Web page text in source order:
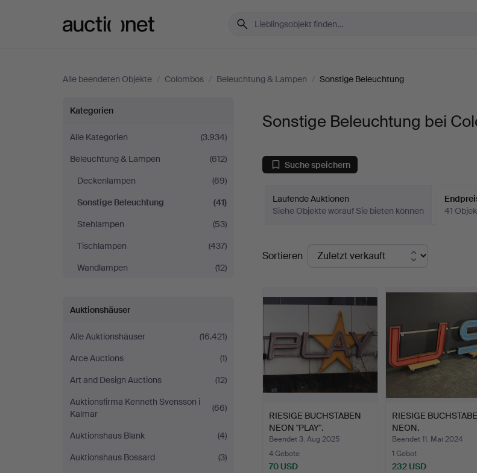
Alle beendeten Objekte / Colombos / Beleuchtung & Lampen / Sonstige Beleuchtung
Sonstige
Beleuchtung
bei
Colombos
Kategorien
Alle Kategorien
(3.934)
Beleuchtung & Lampen
(612)
Deckenlampen
(69)
Sonstige Beleuchtung
(41)
Stehlampen
(53)
Tischlampen
(437)
Wandlampen
(12)
Auktionshäuser
Alle Auktionshäuser
(16.421)
Arce Auctions
(1)
Art and Design Auctions
(12)
Auktionsfirma Kenneth Svensson i
Kalmar
(66)
Auktionshaus Blank
(4)
Auktionshaus Bossard
(3)
Sonstige Beleuchtung bei
Suche speichern
Laufende Auktionen
Siehe Objekte worauf Sie bieten können
41
Endpreise
Sortieren
RIESIGE BUCHSTABEN
NEON "PLAY".
Beendet 3. Aug 2025
4 Gebote
70 USD
RIESIGE
NEON.
Beendet 11. Mai 2024
1 Gebot
232 USD